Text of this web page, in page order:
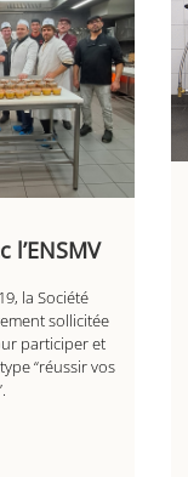
l’ENSMV
la Société
sollicitée
participer et
“réussir vos